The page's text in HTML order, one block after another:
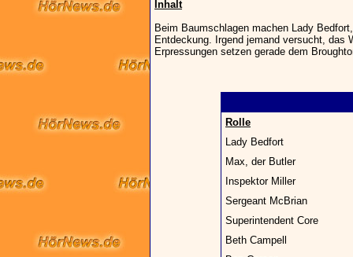
Inhalt
Beim Baumschlagen machen Lady
Entdeckung. Irgend jemand versucht, das
Erpressungen setzen gerade dem
Rolle
Lady Bedfort
Max, der Butler
Inspektor Miller
Sergeant McBrian
Superintendent Core
Beth Campell